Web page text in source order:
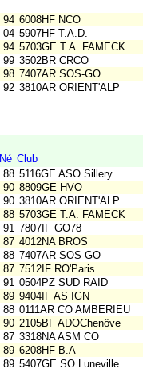
94 6008HF NCO
04 5907HF T.A.D.
94 5703GE T.A. FAMECK
99 3502BR CRCO
98 7407AR SOS-GO
92 3810AR ORIENT'ALP
Né Club
88 5116GE ASO Sillery
90 8809GE HVO
90 3810AR ORIENT'ALP
88 5703GE T.A. FAMECK
91 7807IF GO78
87 4012NA BROS
88 7407AR SOS-GO
87 7512IF RO'Paris
91 0504PZ SUD RAID
89 9404IF AS IGN
88 0111AR CO AMBERIEU
90 2105BF ADOChenôve
87 3318NA ASM CO
89 6208HF B.A
89 5407GE SO Luneville